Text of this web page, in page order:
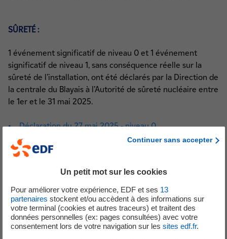
SÛRETÉ :
1 événement significatif de niveau 0 et 1 événement
significatif de niveau 1, sans conséquence réelle sur la
sûreté de l’installation, ont été déclarés par la Direction de
la centrale du Blayais à l’Autorité de sûreté nucléaire entre
le 1er et le 31 mai 2025.
• Déclaration du 27 mai 2025 - niveau 0
Le 7 mai 2025, lors de la réalisation d’une analyse sur un
chargeur alimentant un coffret électrique de l’unité de
fonctionnement non conforme la veille, celui-ci avait fait
l’objet d’un remplacement en 2019 à n’avait pas été câblé
de manière conforme. Cela conduit à rendre, à postériori,
certains critères de test annuel de fonctionnement non
conforme depuis son remplacement.
Continuer sans accepter
Un petit mot sur les cookies
Pour améliorer votre expérience, EDF et ses 13
partenaires stockent et/ou accèdent à des informations sur
votre terminal (cookies et autres traceurs) et traitent des
données personnelles (ex: pages consultées) avec votre
consentement lors de votre navigation sur les sites edf.fr.